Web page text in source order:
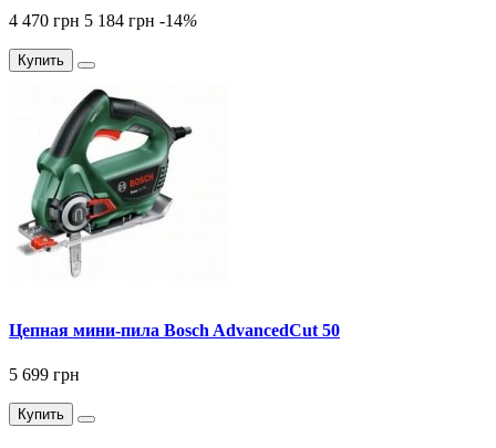
4 470 грн 5 184 грн -14%
Купить
Цепная мини-пила Bosch AdvancedCut 50
5 699 грн
Купить